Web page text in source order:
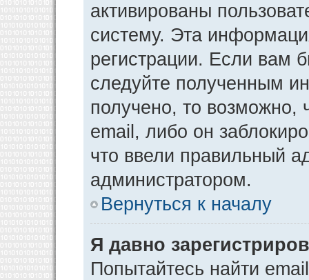
активированы
систему. Эта
регистрации. Если вам
следуйте полученным
получено, то возможно,
email, либо он
что ввели правильный
администратором.
Вернуться к началу
Я давно
Попытайтесь найти